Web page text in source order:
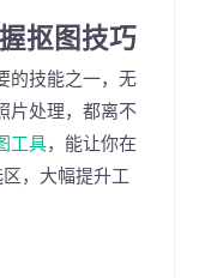
抠图技巧
的技能之一，无
片处理，都离不
工具，能让你在
，大幅提升工